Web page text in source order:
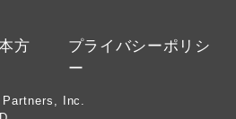
Partners, Inc.
方
プライバシーポリシ
ー